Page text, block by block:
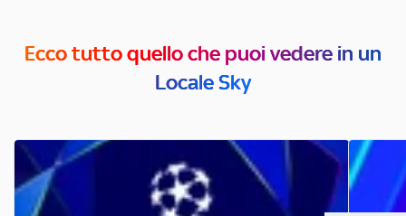
Ecco tutto quello che puoi vedere in un
Locale Sky